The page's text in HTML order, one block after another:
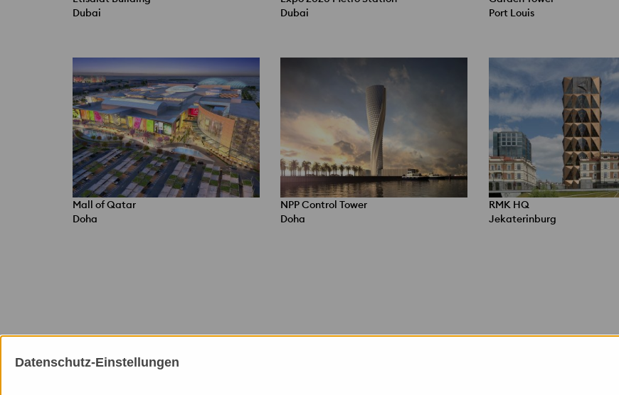
Dubai
Dubai
Port Louis
Mall of Qatar
Doha
NPP Control Tower
Doha
RMK HQ
Jekaterinburg
Mitgliedschaften
Datenschutz-Einstellungen